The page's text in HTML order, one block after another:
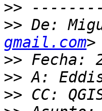
>>
>> De:
gmail.com
>>
>> A:
>> CC: